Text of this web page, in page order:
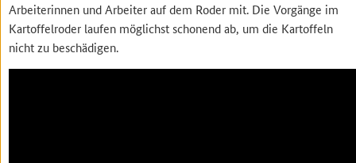
Arbeiterinnen und Arbeiter auf dem Roder mit. Die Vorgänge im
Kartoffelroder laufen möglichst schonend ab, um die Kartoffeln
nicht zu beschädigen.